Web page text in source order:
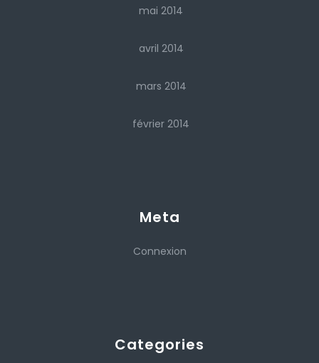
mai 2014
avril 2014
mars 2014
février 2014
Meta
Connexion
Categories